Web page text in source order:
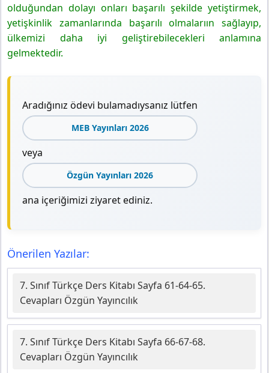
olduğundan dolayı onları başarılı şekilde yetiştirmek,
yetişkinlik zamanlarında başarılı olmalarıın sağlayıp,
ülkemizi daha iyi geliştirebilecekleri anlamına
gelmektedir.
Aradığınız ödevi bulamadıysanız lütfen
MEB Yayınları 2026
veya
Özgün Yayınları 2026
ana içeriğimizi ziyaret ediniz.
Önerilen Yazılar:
7. Sınıf Türkçe Ders Kitabı Sayfa 61-64-65.
Cevapları Özgün Yayıncılık
7. Sınıf Türkçe Ders Kitabı Sayfa 66-67-68.
Cevapları Özgün Yayıncılık